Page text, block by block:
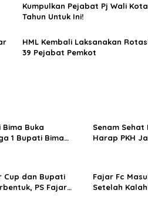
Kumpulkan Pejabat Pj Wali
Tahun Untuk Ini!
HML Kembali Laksanakan
39 Pejabat Pemkot
Buka
1 Bupati Bima
Senam Sehat
Harap PKH
Cup dan Bupati
PS Fajar
Fajar Fc
Setelah